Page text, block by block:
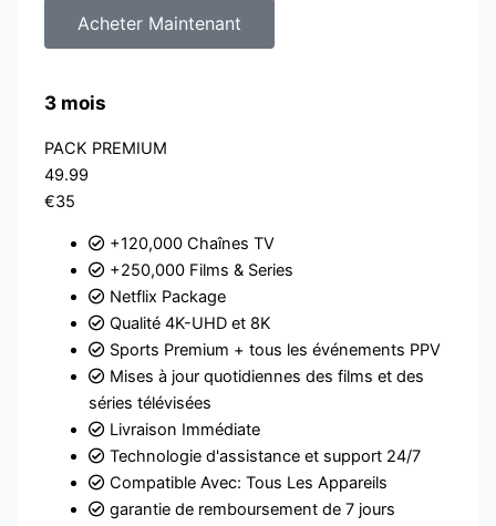
Acheter Maintenant
3 mois
PACK PREMIUM
49.99
€35
+120,000 Chaînes TV
+250,000 Films & Series
Netflix Package
Qualité 4K-UHD et 8K
Sports Premium + tous les événements PPV
Mises à jour quotidiennes des films et des
séries télévisées
Livraison Immédiate
Technologie d'assistance et support 24/7
Compatible Avec: Tous Les Appareils
garantie de remboursement de 7 jours